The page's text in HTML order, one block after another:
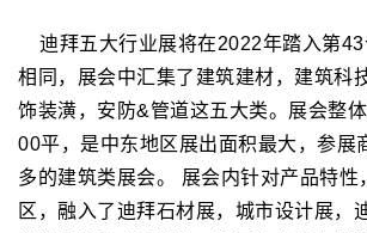
迪拜五大行业展将在2022年踏入第43
相同，展会中汇集了建筑建材，建筑科
饰装潢，安防&管道这五大类。展会整
00平，是中东地区展出面积最大，参展
多的建筑类展会。 展会内针对产品特性
区，融入了迪拜石材展，城市设计展，